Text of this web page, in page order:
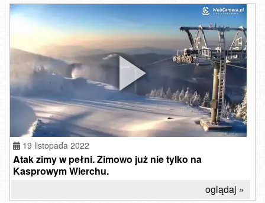
19 listopada 2022
Atak zimy w pełni. Zimowo już nie tylko na
Kasprowym Wierchu.
oglądaj »